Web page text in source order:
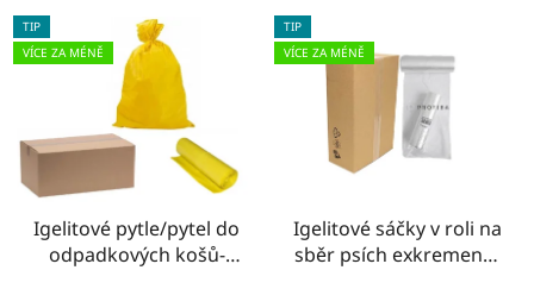
TIP
VÍCE ZA MÉNĚ
Igelitové pytle/pytel do
odpadkových košů-
TIP
VÍCE ZA MÉNĚ
Igelitové sáčky v roli na
sběr psích exkrementů